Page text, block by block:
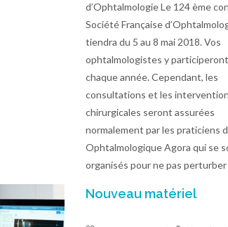
d’Ophtalmologie Le 124 ème
Société Française
tiendra du 5 au 8 mai 2018. Vos
ophtalmologistes y
chaque année. Cependant, les
consultations et les
chirurgicales seront assurées
normalement par les praticiens
Ophtalmologique Agora qui se
organisés pour ne pas
Nouveau matériel